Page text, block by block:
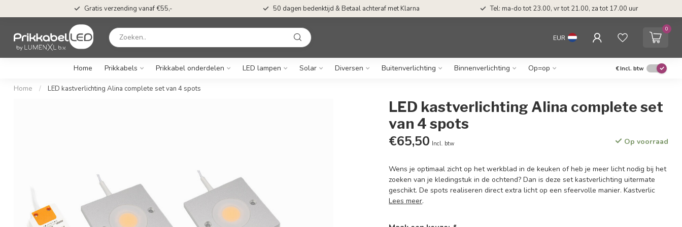
Gratis verzending vanaf €55,- 50 dagen bedenktijd & Betaal achteraf met Klarna Tel: ma-do tot 23.00, vr tot 21.00, za tot 17.00 uur
EUR
0
Home Prikkabels Prikkabel onderdelen LED lampen Solar Diversen Buitenverlichting Binnenverlichting Op=op €Incl. btw
Home / LED kastverlichting Alina complete set van 4 spots
LED kastverlichting Alina complete set
van 4 spots
€65,50 Incl. btw Op voorraad
Wens je optimaal zicht op het werkblad in de keuken of heb je meer licht nodig bij het
zoeken van je kledingstuk in de ochtend? Dan is deze set kastverlichting uitermate
geschikt. De spots realiseren direct extra licht op een sfeervolle manier. Kastverlic
Lees meer.